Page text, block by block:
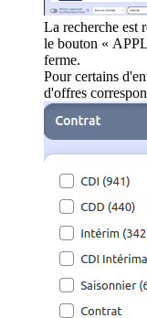
La recherche est
le bouton «
ferme.
Pour certains
d'offres